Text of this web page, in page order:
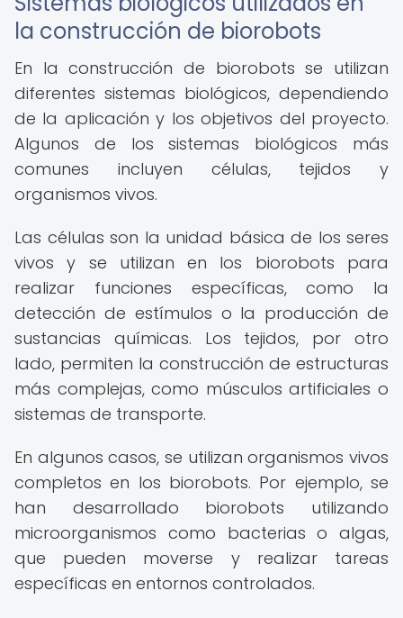
la construcción de biorobots
En la construcción de biorobots se utilizan
diferentes sistemas biológicos, dependiendo
de la aplicación y los objetivos del proyecto.
Algunos de los sistemas biológicos más
comunes incluyen células, tejidos y
organismos vivos.
Las células son la unidad básica de los seres
vivos y se utilizan en los biorobots para
realizar funciones específicas, como la
detección de estímulos o la producción de
sustancias químicas. Los tejidos, por otro
lado, permiten la construcción de estructuras
más complejas, como músculos artificiales o
sistemas de transporte.
En algunos casos, se utilizan organismos vivos
completos en los biorobots. Por ejemplo, se
han desarrollado biorobots utilizando
microorganismos como bacterias o algas,
que pueden moverse y realizar tareas
específicas en entornos controlados.